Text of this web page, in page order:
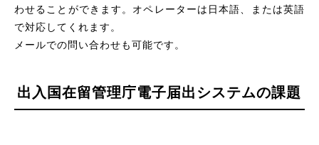
わせることができます。オペレーターは日本語、または英語
で対応してくれます。
メールでの問い合わせも可能です。
出入国在留管理庁電子届出システムの課題